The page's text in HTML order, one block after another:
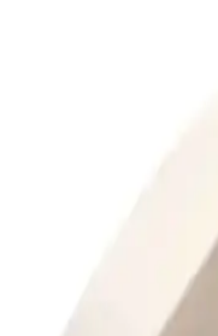
MOBAX Lila
Çocuklar ve
MOBAX Lila, renkli
kullanım özelliğiyle
Renault Megan
Araç Teyp
Renault Megan Clio ve
karşılaştırılıyor. Ses
yorumlarıyla en uygun